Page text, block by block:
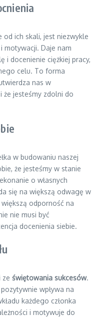
od ich skali, jest niezwykle
motywacji. Daje nam
i docenienie ciężkiej pracy,
celu. To forma
nas w
że jesteśmy zdolni do
w budowaniu naszej
że jesteśmy w stanie
o własnych
się na większą odwagę w
odporność na
nie musi być
docenienia siebie.
ze świętowania sukcesów.
wpływa na
każdego członka
i motywuje do